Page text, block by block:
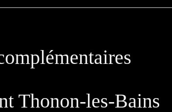
Thonon-les-Bains